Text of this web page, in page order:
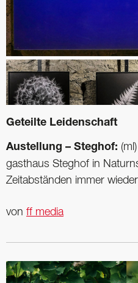
Geteilte Leidenschaft
Austellung – Steghof:
gasthaus Steghof in
Zeitabständen immer
von ff media